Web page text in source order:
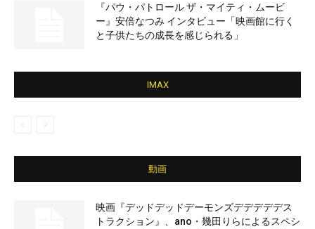
『パウ・パトロール ザ・マイティ・ムービ
ー』安倍なつみ インタビュー「映画館に行く
と子供たちの成長を感じられる」
IMAX
動画
映画『デッドデッドデーモンズデデデデデス
トラクション』、ano・幾田りらによるスペシ